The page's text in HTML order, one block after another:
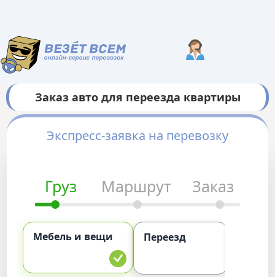
Заказ авто для переезда квартиры
Экспресс-заявка на перевозку
Груз Маршрут Заказ
Мебель и вещи Переезд